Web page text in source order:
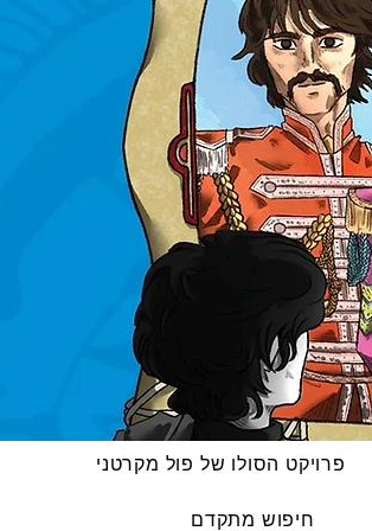
פרויקט הסולו של פול מקרטני
חיפוש מתקדם